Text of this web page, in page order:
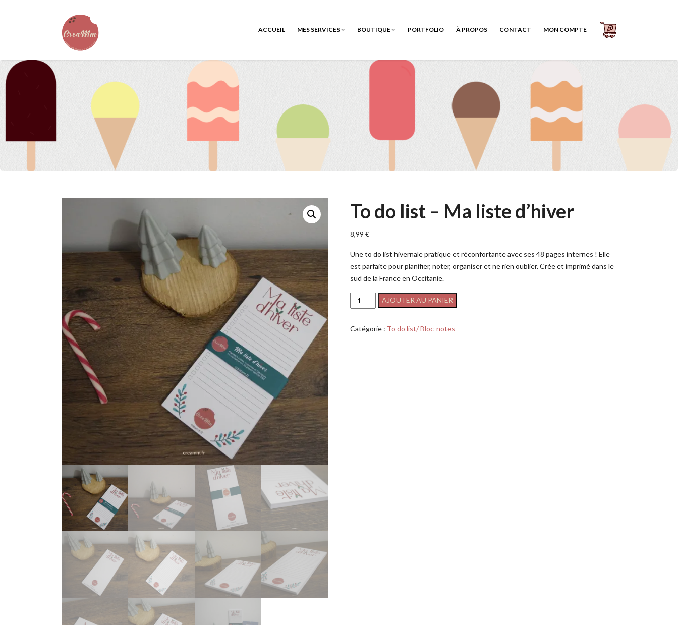
ACCUEIL MES SERVICES BOUTIQUE PORTFOLIO À PROPOS CONTACT MON COMPTE
To do list – Ma liste d’hiver
8,99 €
Une to do list hivernale pratique et réconfortante avec ses 48 pages internes ! Elle
est parfaite pour planifier, noter, organiser et ne rien oublier. Crée et imprimé dans le
sud de la France en Occitanie.
AJOUTER AU PANIER
Catégorie : To do list/ Bloc-notes